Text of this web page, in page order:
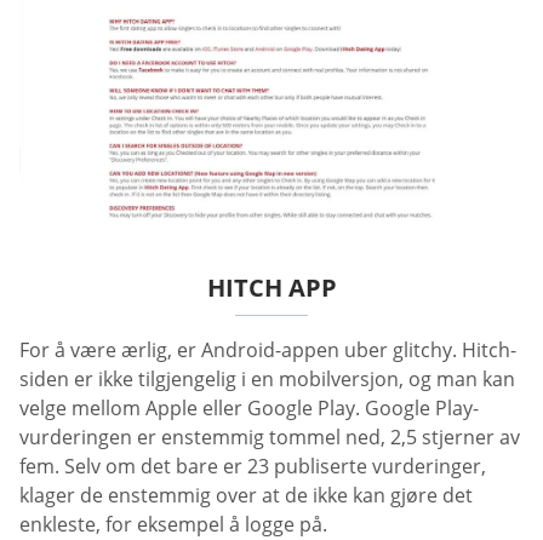
HITCH APP
For å være ærlig, er Android-appen uber glitchy. Hitch-
siden er ikke tilgjengelig i en mobilversjon, og man kan
velge mellom Apple eller Google Play. Google Play-
vurderingen er enstemmig tommel ned, 2,5 stjerner av
fem. Selv om det bare er 23 publiserte vurderinger,
klager de enstemmig over at de ikke kan gjøre det
enkleste, for eksempel å logge på.